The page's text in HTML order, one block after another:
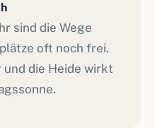
sind die Wege
oft noch frei.
und die Heide wirkt